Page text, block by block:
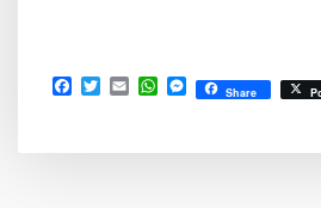
Facebook
TwitterEmailWhatsApp
Messenger
Share